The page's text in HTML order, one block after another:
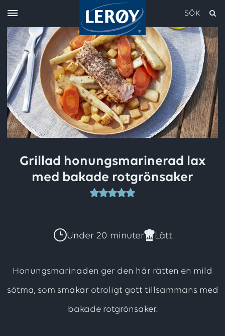
SÖK
Grillad honungsmarinerad lax
med bakade rotgrönsaker
Detta
har
2
med
ett
Under 20 minuter Lätt
Honungsmarinaden ger den här rätten en mild
sötma, som smakar otroligt gott tillsammans med
bakade rotgrönsaker.